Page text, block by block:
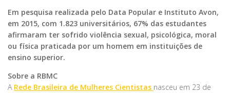
Em pesquisa realizada pelo Data Popular e Instituto Avon,
em 2015, com 1.823 universitários, 67% das estudantes
afirmaram ter sofrido violência sexual, psicológica, moral
ou física praticada por um homem em instituições de
ensino superior.
Sobre a RBMC
A Rede Brasileira de Mulheres Cientistas nasceu em 23 de